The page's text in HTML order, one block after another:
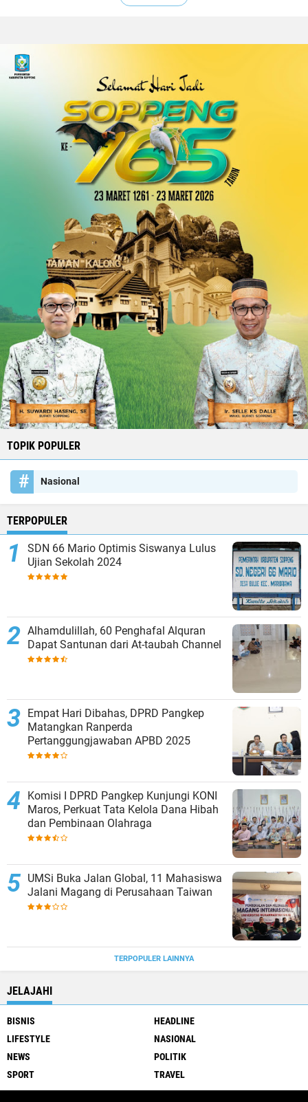
TOPIK POPULER
Nasional
TERPOPULER
SDN 66 Mario Optimis Siswanya Lulus
Ujian Sekolah 2024
Alhamdulillah, 60 Penghafal Alquran
Dapat Santunan dari At-taubah Channel
Empat Hari Dibahas, DPRD Pangkep
Matangkan Ranperda
Pertanggungjawaban APBD 2025
Komisi I DPRD Pangkep Kunjungi KONI
Maros, Perkuat Tata Kelola Dana Hibah
dan Pembinaan Olahraga
UMSi Buka Jalan Global, 11 Mahasiswa
Jalani Magang di Perusahaan Taiwan
TERPOPULER LAINNYA
JELAJAHI
BISNIS
HEADLINE
LIFESTYLE
NASIONAL
NEWS
POLITIK
SPORT
TRAVEL